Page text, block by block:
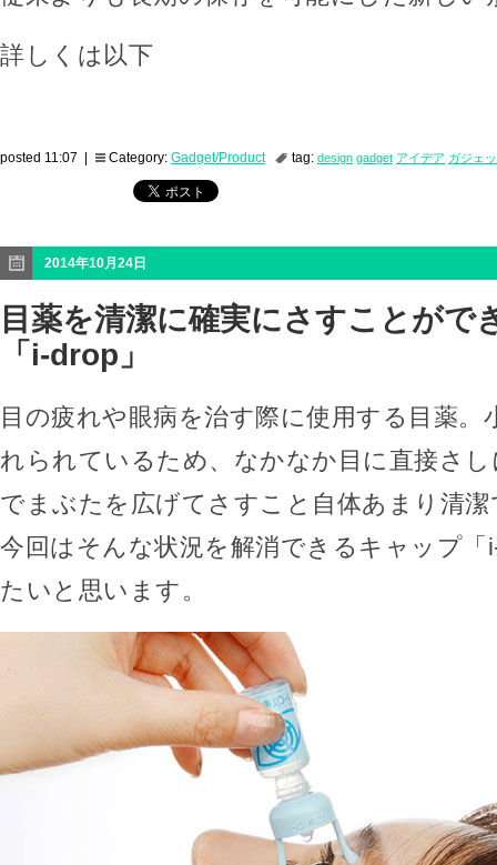
詳しくは以下
posted 11:07 | Category: Gadget/Product tag: design gadget アイデア ガジェ
2014年10月24日
目薬を清潔に確実にさすことがで
「i-drop」
目の疲れや眼病を治す際に使用する目薬。
れられているため、なかなか目に直接さ
でまぶたを広げてさすこと自体あまり清
今回はそんな状況を解消できるキャップ「
たいと思います。